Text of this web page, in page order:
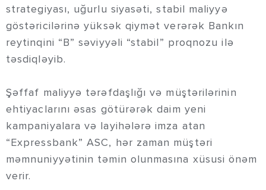
strategiyası, uğurlu siyasəti, stabil maliyyə
göstəricilərinə yüksək qiymət verərək Bankın
reytinqini “B” səviyyəli “stabil” proqnozu ilə
təsdiqləyib.
Şəffaf maliyyə tərəfdaşlığı və müştərilərinin
ehtiyaclarını əsas götürərək daim yeni
kampaniyalara və layihələrə imza atan
“Expressbank” ASC, hər zaman müştəri
məmnuniyyətinin təmin olunmasına xüsusi önəm
verir.